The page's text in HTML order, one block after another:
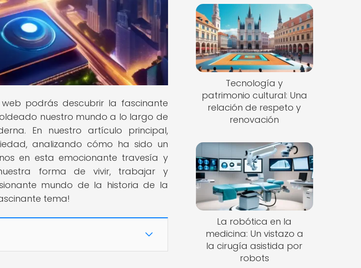
web podrás descubrir la fascinante
nuestro mundo a lo largo de
En nuestro artículo principal,
analizando cómo ha sido un
en esta emocionante travesía y
forma de vivir, trabajar y
mundo de la historia de la
tema!
Tecnología y
patrimonio cultural: Una
relación de respeto y
renovación
La robótica en la
medicina: Un vistazo a
la cirugía asistida por
robots